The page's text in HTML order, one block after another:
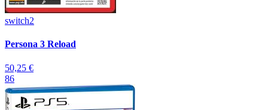
switch2
Persona 3 Reload
50,25 €
86